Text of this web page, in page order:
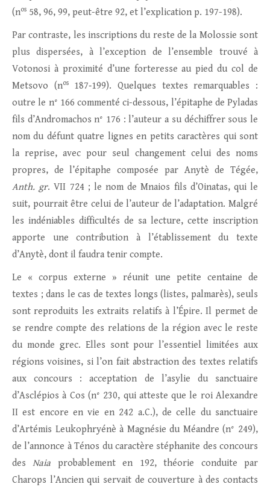
(nos 58, 96, 99, peut-être 92, et l’explication p. 197-198).
Par contraste, les inscriptions du reste de la Molossie sont
plus dispersées, à l’exception de l’ensemble trouvé à
Votonosi à proximité d’une forteresse au pied du col de
Metsovo (nos187‑199). Quelques textes remarquables :
outre le n° 166 commenté ci-dessous, l’épitaphe de Pyladas
fils d’Andromachos n° 176 : l’auteur a su déchiffrer sous le
nom du défunt quatre lignes en petits caractères qui sont
la reprise, avec pour seul changement celui des noms
propres, de l’épitaphe composée par Anytè de Tégée,
Anth. gr. VII 724 ; le nom de Mnaios fils d’Oinatas, qui le
suit, pourrait être celui de l’auteur de l’adaptation. Malgré
les indéniables difficultés de sa lecture, cette inscription
apporte une contribution à l’établissement du texte
d’Anytè, dont il faudra tenir compte.
Le « corpus externe » réunit une petite centaine de
textes ; dans le cas de textes longs (listes, palmarès), seuls
sont reproduits les extraits relatifs à l’Épire. Il permet de
se rendre compte des relations de la région avec le reste
du monde grec. Elles sont pour l’essentiel limitées aux
régions voisines, si l’on fait abstraction des textes relatifs
aux concours : acceptation de l’asylie du sanctuaire
d’Asclépios à Cos (n° 230, qui atteste que le roi Alexandre
II est encore en vie en 242 a.C.), de celle du sanctuaire
d’Artémis Leukophryénè à Magnésie du Méandre (n° 249),
de l’annonce à Ténos du caractère stéphanite des concours
desNaia probablement en 192, théorie conduite par
Charops l’Ancien qui servait de couverture à des contacts